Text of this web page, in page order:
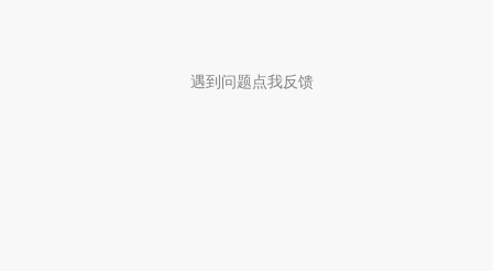
遇到问题点我反馈